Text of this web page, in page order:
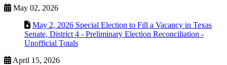
May 02, 2026
May 2, 2026 Special Election to Fill a Vacancy in Texas
Senate, District 4 - Preliminary Election Reconciliation -
Unofficial Totals
April 15, 2026